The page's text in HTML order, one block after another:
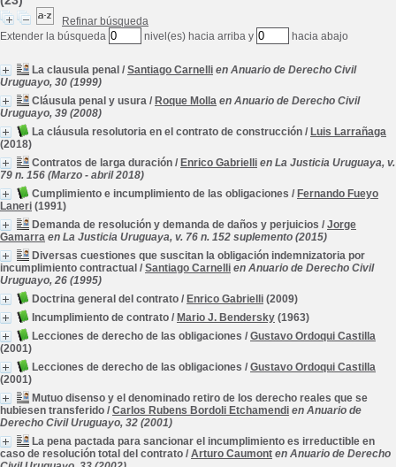
Refinar búsqueda
Extender la búsqueda
nivel(es) hacia arriba y hacia abajo
La clausula penal / Santiago Carnelli en Anuario de Derecho Civil
Uruguayo, 30 (1999)
Cláusula penal y usura / Roque Molla en Anuario de Derecho Civil
Uruguayo, 39 (2008)
La cláusula resolutoria en el contrato de construcción / Luis Larrañaga
(2018)
Contratos de larga duración / Enrico Gabrielli en La Justicia Uruguaya, v.
79 n. 156 (Marzo - abril 2018)
Cumplimiento e incumplimiento de las obligaciones / Fernando Fueyo
Laneri (1991)
Demanda de resolución y demanda de daños y perjuicios / Jorge
Gamarra en La Justicia Uruguaya, v. 76 n. 152 suplemento (2015)
Diversas cuestiones que suscitan la obligación indemnizatoria por
incumplimiento contractual / Santiago Carnelli en Anuario de Derecho Civil
Uruguayo, 26 (1995)
Doctrina general del contrato / Enrico Gabrielli (2009)
Incumplimiento de contrato / Mario J. Bendersky (1963)
Lecciones de derecho de las obligaciones / Gustavo Ordoqui Castilla
(2001)
Lecciones de derecho de las obligaciones / Gustavo Ordoqui Castilla
(2001)
Mutuo disenso y el denominado retiro de los derecho reales que se
hubiesen transferido / Carlos Rubens Bordoli Etchamendi en Anuario de
Derecho Civil Uruguayo, 32 (2001)
La pena pactada para sancionar el incumplimiento es irreductible en
caso de resolución total del contrato / Arturo Caumont en Anuario de Derecho